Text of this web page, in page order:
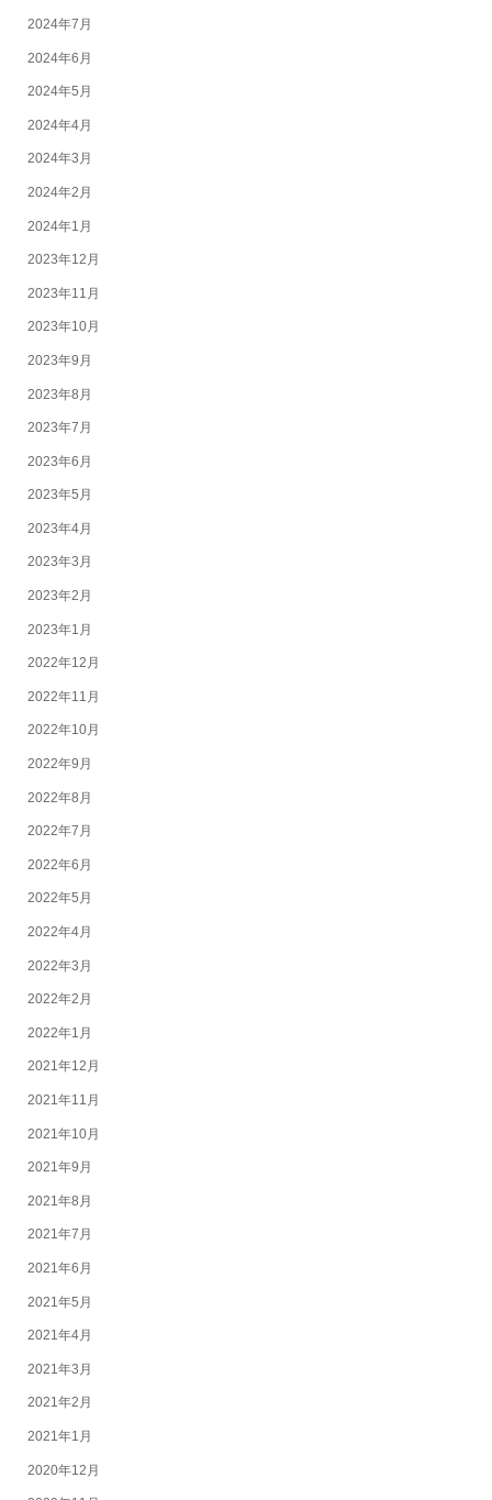
2024年7月
2024年6月
2024年5月
2024年4月
2024年3月
2024年2月
2024年1月
2023年12月
2023年11月
2023年10月
2023年9月
2023年8月
2023年7月
2023年6月
2023年5月
2023年4月
2023年3月
2023年2月
2023年1月
2022年12月
2022年11月
2022年10月
2022年9月
2022年8月
2022年7月
2022年6月
2022年5月
2022年4月
2022年3月
2022年2月
2022年1月
2021年12月
2021年11月
2021年10月
2021年9月
2021年8月
2021年7月
2021年6月
2021年5月
2021年4月
2021年3月
2021年2月
2021年1月
2020年12月